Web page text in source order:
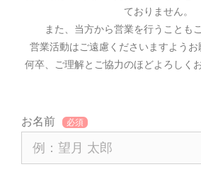
ておりません。
また、当方から営業を行うことも
営業活動はご遠慮くださいますようお
何卒、ご理解とご協力のほどよろしく
お名前